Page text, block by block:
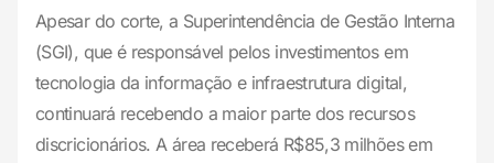
Apesar do corte, a Superintendência de Gestão Interna
(SGI), que é responsável pelos investimentos em
tecnologia da informação e infraestrutura digital,
continuará recebendo a maior parte dos recursos
discricionários. A área receberá R$85,3 milhões em